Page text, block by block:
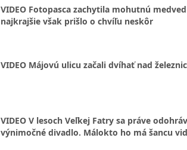
VIDEO Fotopasca zachytila mohutnú
najkrajšie však prišlo o chvíľu neskôr
VIDEO Májovú ulicu začali dvíhať nad
VIDEO V lesoch Veľkej Fatry sa práve
výnimočné divadlo. Málokto ho má šancu